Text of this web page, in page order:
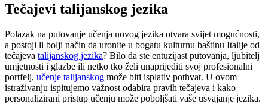
Tečajevi talijanskog jezika
Polazak na putovanje učenja novog jezika otvara svijet mogućnosti,
a postoji li bolji način da uronite u bogatu kulturnu baštinu Italije od
tečajeva talijanskog jezika? Bilo da ste entuzijast putovanja, ljubitelj
umjetnosti i glazbe ili netko tko želi unaprijediti svoj profesionalni
portfelj, učenje talijanskog može biti isplativ pothvat. U ovom
istraživanju ispitujemo važnost odabira pravih tečajeva i kako
personalizirani pristup učenju može poboljšati vaše usvajanje jezika.